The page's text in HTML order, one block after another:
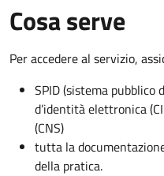
Cosa serve
Per accedere al servizio,
SPID (sistema
d’identità elettronica
(CNS)
tutta la
della pratica.